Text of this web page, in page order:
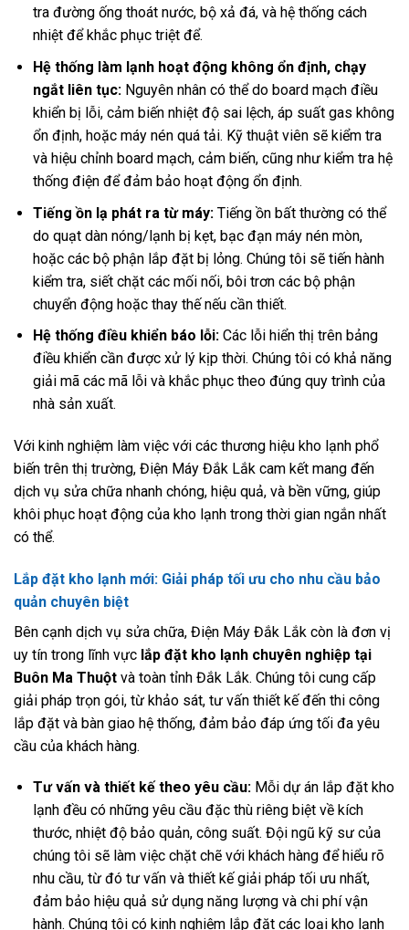
tra đường ống thoát nước, bộ xả đá, và hệ thống cách
nhiệt để khắc phục triệt để.
Hệ thống làm lạnh hoạt động không ổn định, chạy
ngắt liên tục:Nguyên nhân có thể do board mạch điều
khiển bị lỗi, cảm biến nhiệt độ sai lệch, áp suất gas không
ổn định, hoặc máy nén quá tải. Kỹ thuật viên sẽ kiểm tra
và hiệu chỉnh board mạch, cảm biến, cũng như kiểm tra hệ
thống điện để đảm bảo hoạt động ổn định.
Tiếng ồn lạ phát ra từ máy:Tiếng ồn bất thường có thể
do quạt dàn nóng/lạnh bị kẹt, bạc đạn máy nén mòn,
hoặc các bộ phận lắp đặt bị lỏng. Chúng tôi sẽ tiến hành
kiểm tra, siết chặt các mối nối, bôi trơn các bộ phận
chuyển động hoặc thay thế nếu cần thiết.
Hệ thống điều khiển báo lỗi:Các lỗi hiển thị trên bảng
điều khiển cần được xử lý kịp thời. Chúng tôi có khả năng
giải mã các mã lỗi và khắc phục theo đúng quy trình của
nhà sản xuất.
Với kinh nghiệm làm việc với các thương hiệu kho lạnh phổ
biến trên thị trường, Điện Máy Đắk Lắk cam kết mang đến
dịch vụ sửa chữa nhanh chóng, hiệu quả, và bền vững, giúp
khôi phục hoạt động của kho lạnh trong thời gian ngắn nhất
có thể.
Lắp đặt kho lạnh mới: Giải pháp tối ưu cho nhu cầu bảo
quản chuyên biệt
Bên cạnh dịch vụ sửa chữa, Điện Máy Đắk Lắk còn là đơn vị
uy tín trong lĩnh vực lắp đặt kho lạnh chuyên nghiệp tại
Buôn Ma Thuột và toàn tỉnh Đắk Lắk. Chúng tôi cung cấp
giải pháp trọn gói, từ khảo sát, tư vấn thiết kế đến thi công
lắp đặt và bàn giao hệ thống, đảm bảo đáp ứng tối đa yêu
cầu của khách hàng.
Tư vấn và thiết kế theo yêu cầu:Mỗi dự án lắp đặt kho
lạnh đều có những yêu cầu đặc thù riêng biệt về kích
thước, nhiệt độ bảo quản, công suất. Đội ngũ kỹ sư của
chúng tôi sẽ làm việc chặt chẽ với khách hàng để hiểu rõ
nhu cầu, từ đó tư vấn và thiết kế giải pháp tối ưu nhất,
đảm bảo hiệu quả sử dụng năng lượng và chi phí vận
hành. Chúng tôi có kinh nghiệm lắp đặt các loại kho lạnh